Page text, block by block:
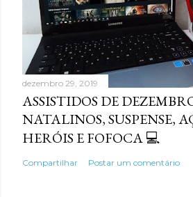
n
s
dezembro 29, 2019
ASSISTIDOS DE
NATALINOS, SUSPENSE,
HERÓIS E FOFOCA 💻
Compartilhar Postar um comentário